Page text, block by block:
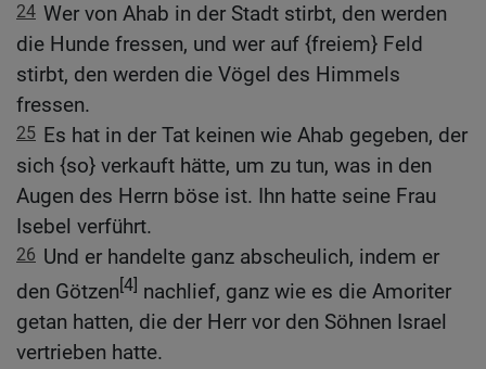
24 Wer von Ahab in der Stadt stirbt, den werden
die Hunde fressen, und wer auf {freiem} Feld
stirbt, den werden die Vögel des Himmels
fressen.
25 Es hat in der Tat keinen wie Ahab gegeben, der
sich {so} verkauft hätte, um zu tun, was in den
Augen des Herrn böse ist. Ihn hatte seine Frau
Isebel verführt.
26 Und er handelte ganz abscheulich, indem er
den Götzen[4] nachlief, ganz wie es die Amoriter
getan hatten, die der Herr vor den Söhnen Israel
vertrieben hatte.